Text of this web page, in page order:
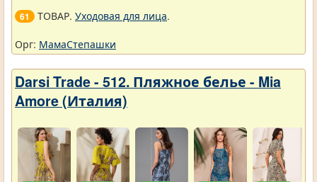
61 ТОВАР. Уходовая для лица.
Орг: МамаСтепашки
Darsi Trade - 512. Пляжное белье - Mia
Amore (Италия)